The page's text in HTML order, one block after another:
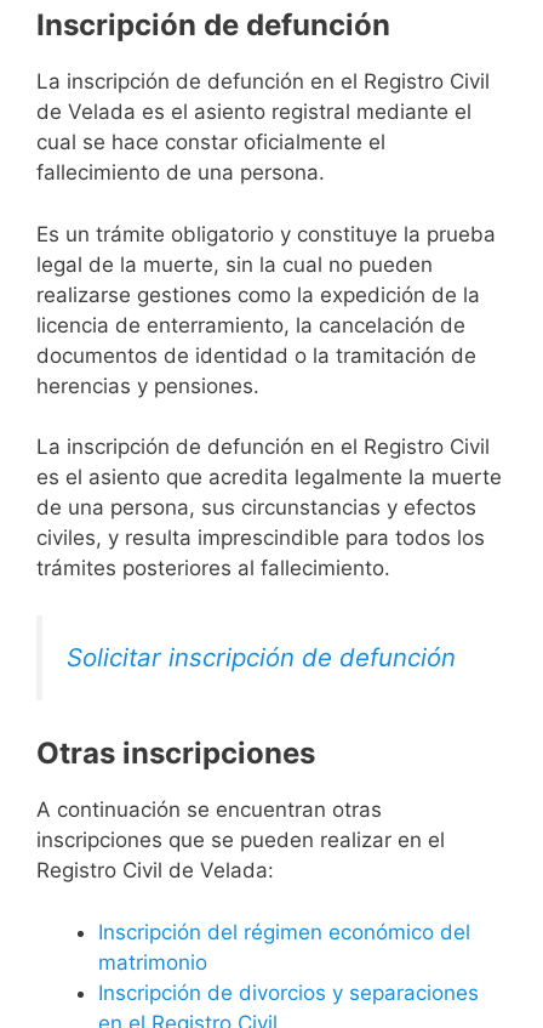
Inscripción de defunción
La inscripción de defunción en el Registro Civil
de Velada es el asiento registral mediante el
cual se hace constar oficialmente el
fallecimiento de una persona.
Es un trámite obligatorio y constituye la prueba
legal de la muerte, sin la cual no pueden
realizarse gestiones como la expedición de la
licencia de enterramiento, la cancelación de
documentos de identidad o la tramitación de
herencias y pensiones.
La inscripción de defunción en el Registro Civil
es el asiento que acredita legalmente la muerte
de una persona, sus circunstancias y efectos
civiles, y resulta imprescindible para todos los
trámites posteriores al fallecimiento.
Solicitar inscripción de defunción
Otras inscripciones
A continuación se encuentran otras
inscripciones que se pueden realizar en el
Registro Civil de Velada:
Inscripción del régimen económico del
matrimonio
Inscripción de divorcios y separaciones
en el Registro Civil